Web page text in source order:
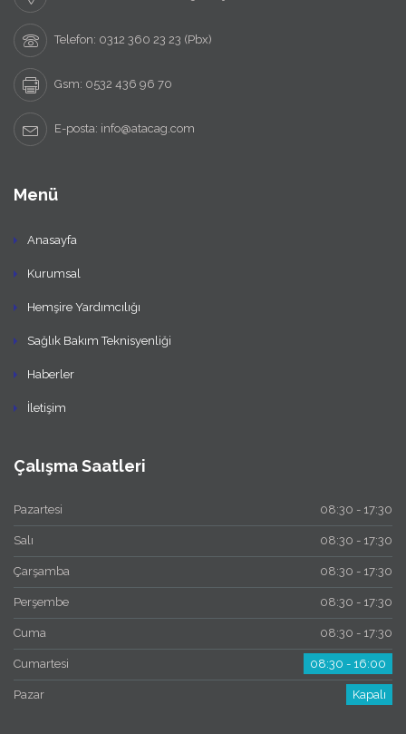
Telefon: 0312 360 23 23 (Pbx)
Gsm: 0532 436 96 70
E-posta: info@atacag.com
Menü
Anasayfa
Kurumsal
Hemşire Yardımcılığı
Sağlık Bakım Teknisyenliği
Haberler
İletişim
Çalışma Saatleri
Pazartesi 08:30 - 17:30
Salı 08:30 - 17:30
Çarşamba 08:30 - 17:30
Perşembe 08:30 - 17:30
Cuma 08:30 - 17:30
Cumartesi 08:30 - 16:00
Pazar Kapalı